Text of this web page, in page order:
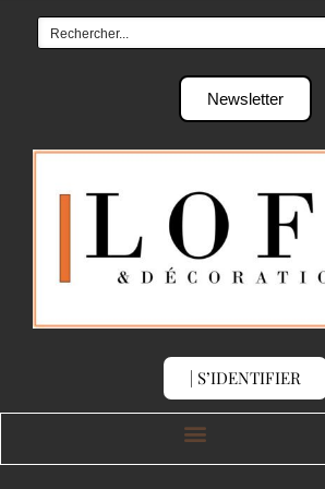
| S’IDENTIFIER
Newsletter